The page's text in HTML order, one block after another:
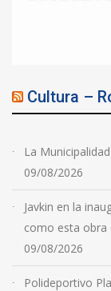
Cultura –
La
09/08/2026
Javkin en la
como esta obra
09/08/2026
Polideportivo